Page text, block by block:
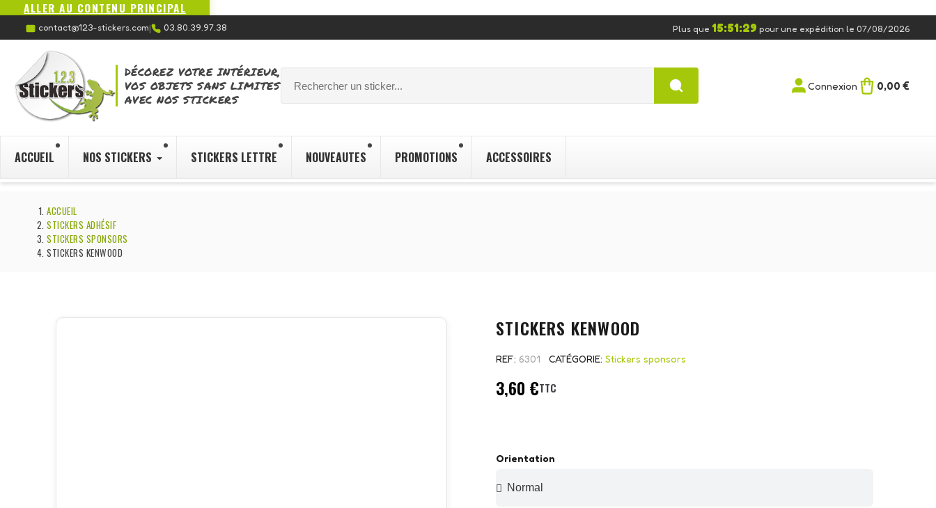
ALLER AU CONTENU PRINCIPAL
contact@123-stickers.com| 03.80.39.97.38 Plus que 15:51:28 pour une expédition le 07/08/2026
DÉCOREZ VOTRE INTÉRIEUR,
VOS OBJETS SANS LIMITES
AVEC NOS STICKERS
Connexion 0,00 €
ACCUEIL NOS STICKERS STICKERS LETTRE NOUVEAUTES PROMOTIONS ACCESSOIRES
ACCUEIL
STICKERS ADHÉSIF
STICKERS SPONSORS
STICKERS KENWOOD
STICKERS KENWOOD
REF 6301 CATÉGORIE Stickers sponsors
3,60 €TTC
Orientation